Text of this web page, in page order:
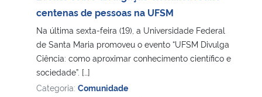
centenas de pessoas na UFSM
Na última sexta-feira (19), a Universidade Federal
de Santa Maria promoveu o evento “UFSM Divulga
Ciência: como aproximar conhecimento científico e
sociedade”. […]
Categoria: Comunidade